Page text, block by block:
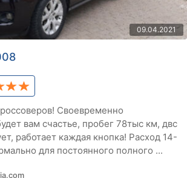
09.04.2021
Своевременно
вам счастье, пробег 78тыс км, двс
работает каждая кнопка! Расход 14-
для постоянного полного ...